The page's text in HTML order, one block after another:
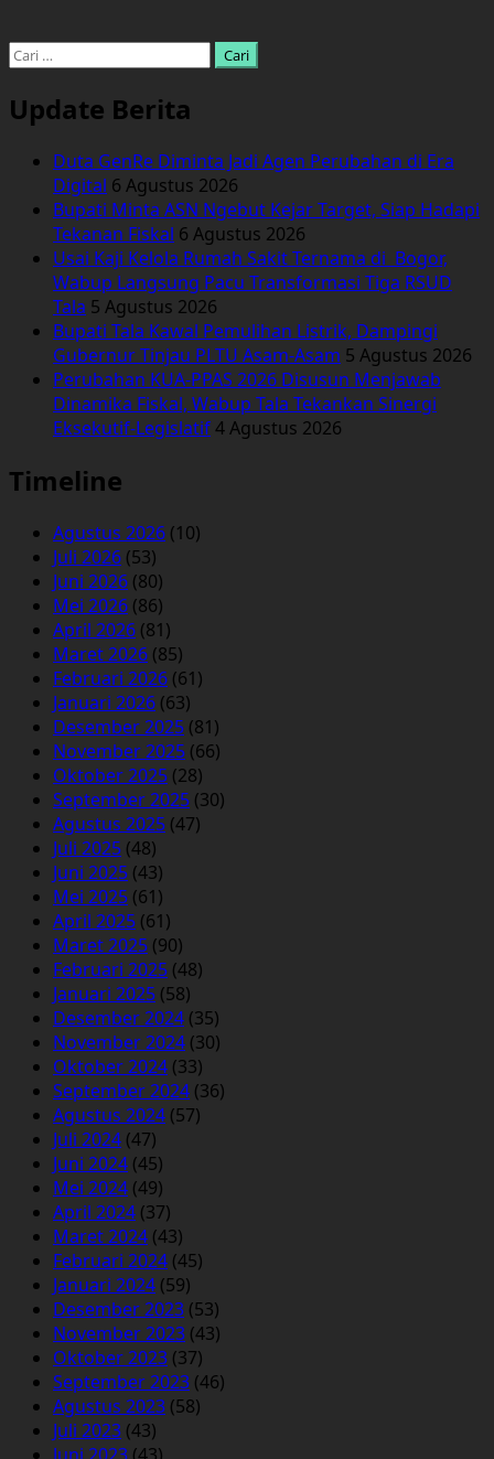
Cari
Update Berita
Duta GenRe Diminta Jadi Agen Perubahan di Era
Digital 6 Agustus 2026
Bupati Minta ASN Ngebut Kejar Target, Siap Hadapi
Tekanan Fiskal 6 Agustus 2026
Usai Kaji Kelola Rumah Sakit Ternama di Bogor,
Wabup Langsung Pacu Transformasi Tiga RSUD
Tala 5 Agustus 2026
Bupati Tala Kawal Pemulihan Listrik, Dampingi
Gubernur Tinjau PLTU Asam-Asam 5 Agustus 2026
Perubahan KUA-PPAS 2026 Disusun Menjawab
Dinamika Fiskal, Wabup Tala Tekankan Sinergi
Eksekutif-Legislatif4 Agustus 2026
Timeline
Agustus 2026 (10)
Juli 2026 (53)
Juni 2026 (80)
Mei 2026 (86)
April 2026 (81)
Maret 2026 (85)
Februari 2026 (61)
Januari 2026 (63)
Desember 2025 (81)
November 2025 (66)
Oktober 2025 (28)
September 2025 (30)
Agustus 2025 (47)
Juli 2025 (48)
Juni 2025 (43)
Mei 2025 (61)
April 2025 (61)
Maret 2025 (90)
Februari 2025 (48)
Januari 2025 (58)
Desember 2024 (35)
November 2024 (30)
Oktober 2024 (33)
September 2024 (36)
Agustus 2024 (57)
Juli 2024 (47)
Juni 2024 (45)
Mei 2024 (49)
April 2024 (37)
Maret 2024 (43)
Februari 2024 (45)
Januari 2024 (59)
Desember 2023 (53)
November 2023 (43)
Oktober 2023 (37)
September 2023 (46)
Agustus 2023 (58)
Juli 2023 (43)